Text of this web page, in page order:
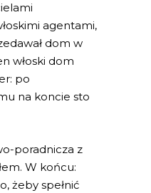
agentami,
dom w
włoski dom
po
na koncie sto
poradnicza z
W końcu:
żeby spełnić